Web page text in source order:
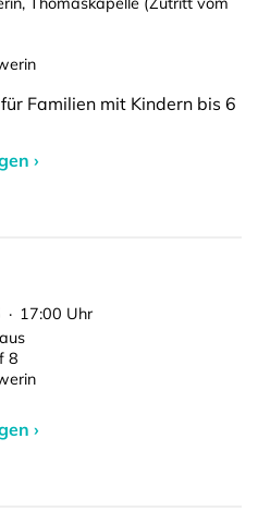
Familien mit Kindern bis 6
›
· 17:00 Uhr
8
›